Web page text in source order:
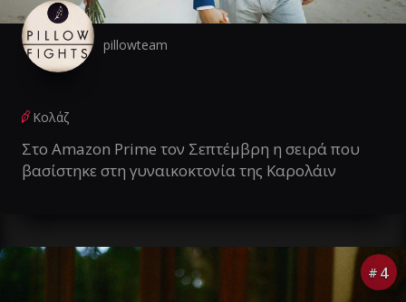
pillowteam
Κολάζ
Στο Amazon Prime τον Σεπτέμβρη η σειρά που
βασίστηκε στη γυναικοκτονία της Καρολάιν
# 4